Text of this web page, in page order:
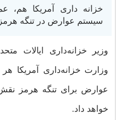
خزانه داری آمریکا هم،
سیستم عوارض در تنگه
وزیر خزانه‌داری ایالات
وزارت خزانه‌داری آمریکا
عوارض برای تنگه هرمز
خواهد داد.